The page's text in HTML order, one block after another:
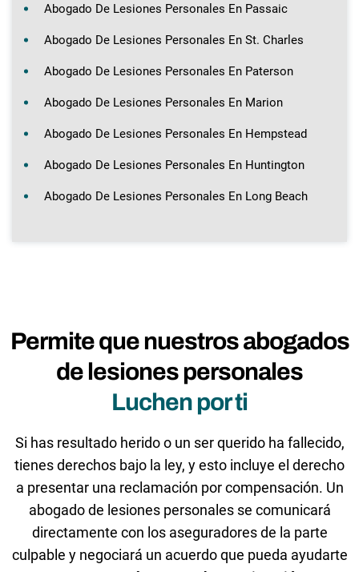
Abogado De Lesiones Personales En Passaic
Abogado De Lesiones Personales En St. Charles
Abogado De Lesiones Personales En Paterson
Abogado De Lesiones Personales En Marion
Abogado De Lesiones Personales En Hempstead
Abogado De Lesiones Personales En Huntington
Abogado De Lesiones Personales En Long Beach
Permite que nuestros abogados
de lesiones personales
Luchen por ti
Si has resultado herido o un ser querido ha fallecido,
tienes derechos bajo la ley, y esto incluye el derecho
a presentar una reclamación por compensación. Un
abogado de lesiones personales se comunicará
directamente con los aseguradores de la parte
culpable y negociará un acuerdo que pueda ayudarte